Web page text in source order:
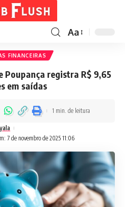
Aa
FINANCEIRAS
Poupança registra R$ 9,65
em saídas
7 de novembro de 2025 11:06
1 min. de leitura